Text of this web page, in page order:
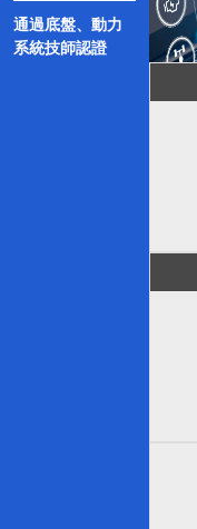
通過底盤、動力
系統技師認證